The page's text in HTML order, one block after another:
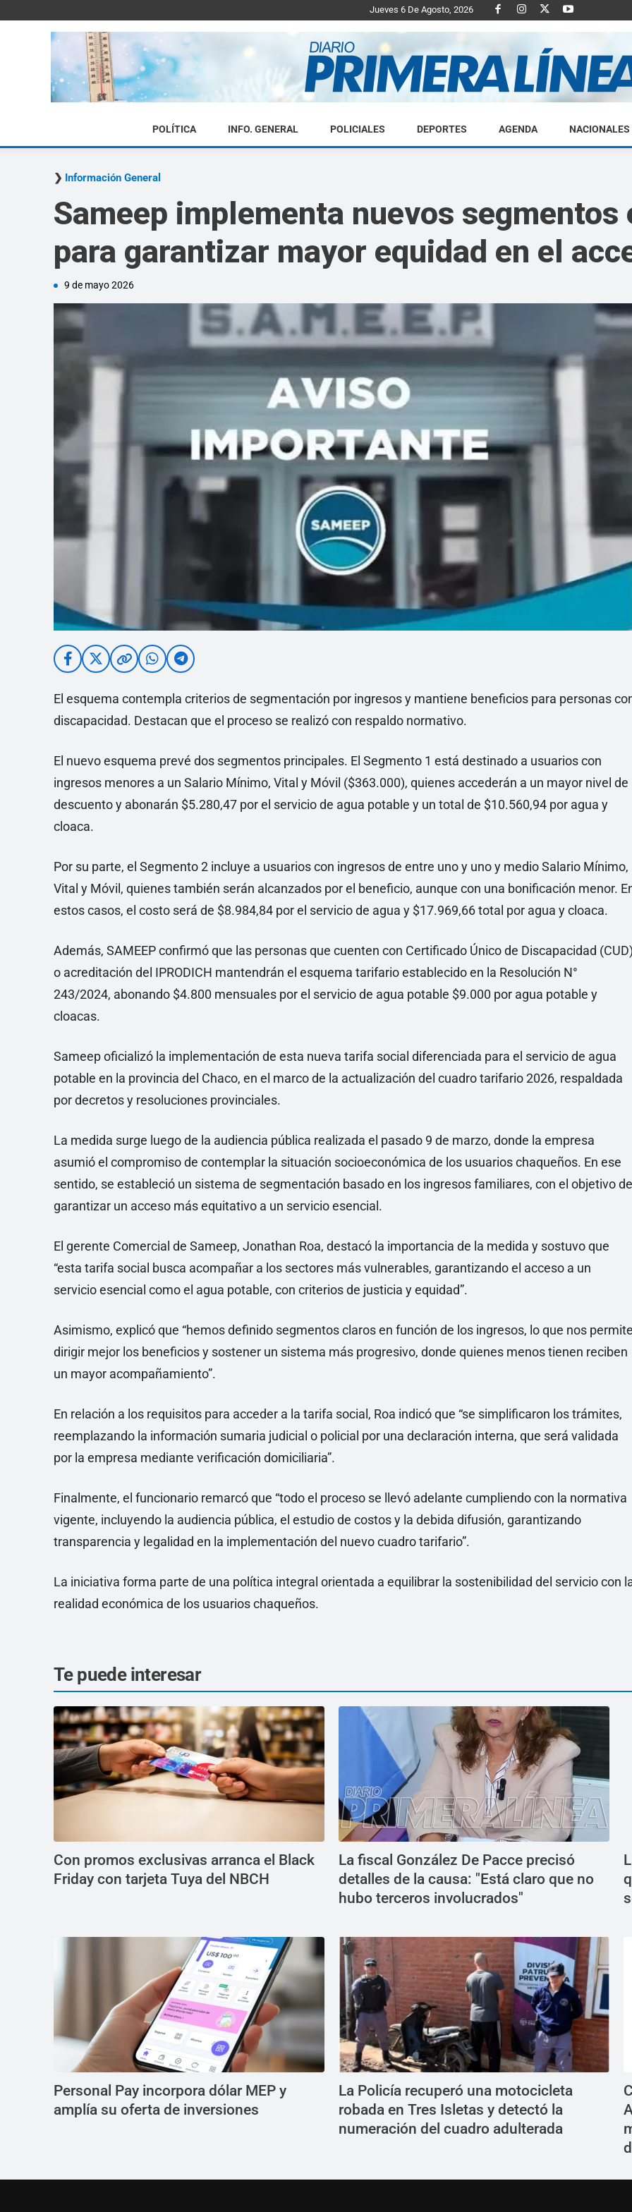
Jueves 6 De Agosto, 2026
Diario
Primera
Linea
POLÍTICA INFO. GENERAL POLICIALES DEPORTES AGENDA NACIONALES
Información General
Sameep implementa nuevos
para garantizar mayor equidad en el
9 de mayo 2026
El esquema contempla criterios de segmentación por ingresos y mantiene beneficios para personas
discapacidad. Destacan que el proceso se realizó con respaldo normativo.
El nuevo esquema prevé dos segmentos principales. El Segmento 1 está destinado a usuarios con
ingresos menores a un Salario Mínimo, Vital y Móvil ($363.000), quienes accederán a un mayor nivel de
descuento y abonarán $5.280,47 por el servicio de agua potable y un total de $10.560,94 por agua y
cloaca.
Por su parte, el Segmento 2 incluye a usuarios con ingresos de entre uno y uno y medio Salario Mínimo,
Vital y Móvil, quienes también serán alcanzados por el beneficio, aunque con una bonificación menor.
estos casos, el costo será de $8.984,84 por el servicio de agua y $17.969,66 total por agua y cloaca.
Además, SAMEEP confirmó que las personas que cuenten con Certificado Único de Discapacidad
o acreditación del IPRODICH mantendrán el esquema tarifario establecido en la Resolución N°
243/2024, abonando $4.800 mensuales por el servicio de agua potable $9.000 por agua potable y
cloacas.
Sameep oficializó la implementación de esta nueva tarifa social diferenciada para el servicio de agua
potable en la provincia del Chaco, en el marco de la actualización del cuadro tarifario 2026, respaldada
por decretos y resoluciones provinciales.
La medida surge luego de la audiencia pública realizada el pasado 9 de marzo, donde la empresa
asumió el compromiso de contemplar la situación socioeconómica de los usuarios chaqueños. En ese
sentido, se estableció un sistema de segmentación basado en los ingresos familiares, con el objetivo de
garantizar un acceso más equitativo a un servicio esencial.
El gerente Comercial de Sameep, Jonathan Roa, destacó la importancia de la medida y sostuvo que
“esta tarifa social busca acompañar a los sectores más vulnerables, garantizando el acceso a un
servicio esencial como el agua potable, con criterios de justicia y equidad”.
Asimismo, explicó que “hemos definido segmentos claros en función de los ingresos, lo que nos
dirigir mejor los beneficios y sostener un sistema más progresivo, donde quienes menos tienen reciben
un mayor acompañamiento”.
En relación a los requisitos para acceder a la tarifa social, Roa indicó que “se simplificaron los trámites,
reemplazando la información sumaria judicial o policial por una declaración interna, que será validada
por la empresa mediante verificación domiciliaria”.
Finalmente, el funcionario remarcó que “todo el proceso se llevó adelante cumpliendo con la normativa
vigente, incluyendo la audiencia pública, el estudio de costos y la debida difusión, garantizando
transparencia y legalidad en la implementación del nuevo cuadro tarifario”.
La iniciativa forma parte de una política integral orientada a equilibrar la sostenibilidad del servicio con
realidad económica de los usuarios chaqueños.
Te puede interesar
Con promos exclusivas arranca el Black
Friday con tarjeta Tuya del NBCH
La fiscal González De Pacce precisó
detalles de la causa: "Está claro que no
hubo terceros involucrados"
Personal Pay incorpora dólar MEP y
amplía su oferta de inversiones
La Policía recuperó una motocicleta
robada en Tres Isletas y detectó la
numeración del cuadro adulterada